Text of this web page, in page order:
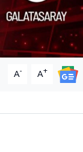
A- A+